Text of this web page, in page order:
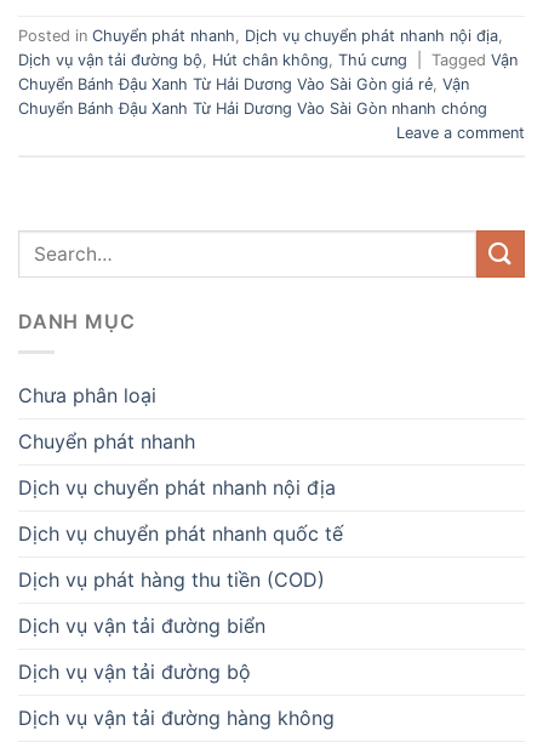
Posted in Chuyển phát nhanh, Dịch vụ chuyển phát nhanh nội địa,
Dịch vụ vận tải đường bộ, Hút chân không, Thú cưng Tagged Vận
Chuyển Bánh Đậu Xanh Từ Hải Dương Vào Sài Gòn giá rẻ, Vận
Chuyển Bánh Đậu Xanh Từ Hải Dương Vào Sài Gòn nhanh chóng
Leave a comment
DANH MỤC
Chưa phân loại
Chuyển phát nhanh
Dịch vụ chuyển phát nhanh nội địa
Dịch vụ chuyển phát nhanh quốc tế
Dịch vụ phát hàng thu tiền (COD)
Dịch vụ vận tải đường biển
Dịch vụ vận tải đường bộ
Dịch vụ vận tải đường hàng không